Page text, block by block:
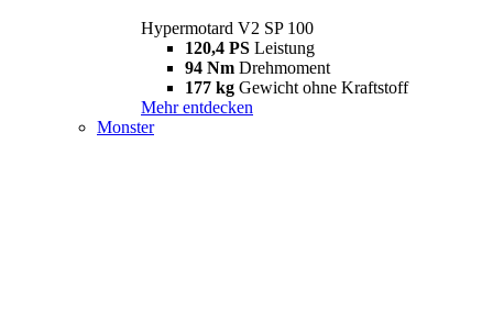
Hypermotard V2 SP 100
120,4 PS Leistung
94 Nm Drehmoment
177 kg Gewicht ohne Kraftstoff
Mehr entdecken
Monster